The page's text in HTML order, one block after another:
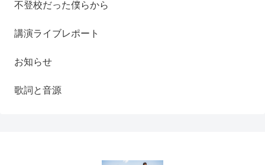
不登校だった僕らから
講演ライブレポート
お知らせ
歌詞と音源